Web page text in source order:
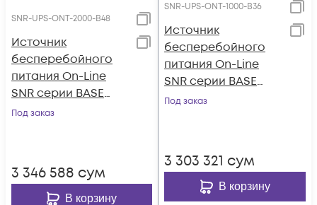
SNR-UPS-ONT-2000-B48
Источник
бесперебойного
питания On-Line
SNR серии BASE
2кВА/1.8кВт, 48VDC
Под заказ
3 346 588 сум
В корзину
SNR-UPS-ONT-1000-B36
Источник
бесперебойного
питания On-Line
SNR серии BASE
1кВА/0.9кВт, 36VDC
Под заказ
3 303 321 сум
В корзину